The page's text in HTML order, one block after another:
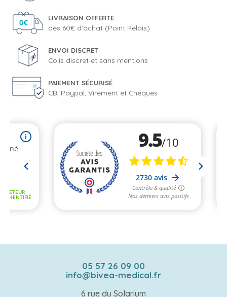
LIVRAISON OFFERTE
dès 60€ d'achat (Point Relais)
ENVOI DISCRET
Colis discret et sans mentions
PAIEMENT SÉCURISÉ
CB, Paypal, Virement et Chèques
05 57 26 09 00
info@bivea-medical.fr
6 rue du Solarium